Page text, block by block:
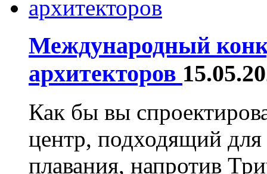
Международный
архитекторов
Как бы вы
центр, подходящий
плавания, напротив